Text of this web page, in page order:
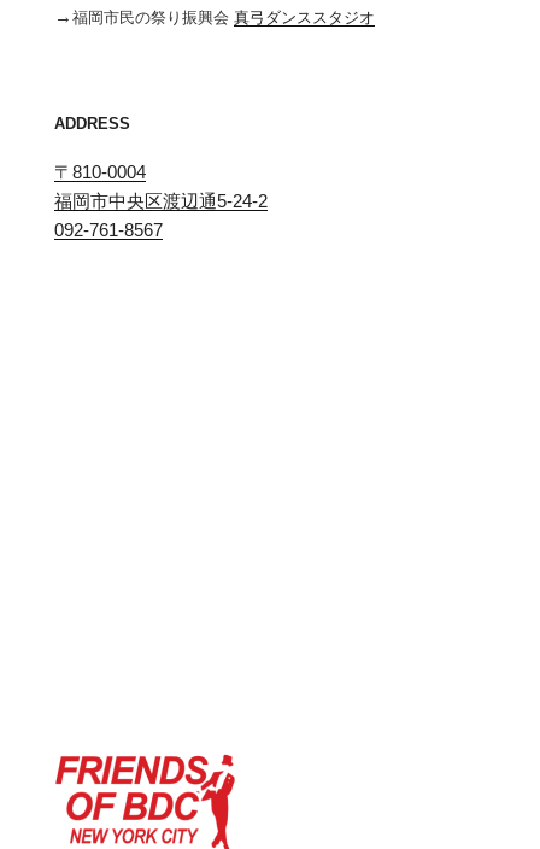
→ 福岡市民の祭り振興会 真弓ダンススタジオ
ADDRESS
〒810-0004
福岡市中央区渡辺通5-24-2
092-761-8567